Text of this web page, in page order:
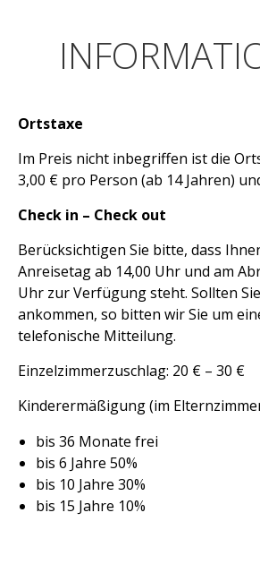
Ortstaxe
Im Preis nicht inbegriffen ist die
3,00 € pro Person (ab 14 Jahren)
Check in – Check out
Berücksichtigen Sie bitte, dass
Anreisetag ab 14,00 Uhr und am
Uhr zur Verfügung steht. Sollten
ankommen, so bitten wir Sie um
telefonische Mitteilung.
Einzelzimmerzuschlag: 20 € – 30 €
Kinderermäßigung (im
bis 36 Monate frei
bis 6 Jahre 50%
bis 10 Jahre 30%
bis 15 Jahre 10%